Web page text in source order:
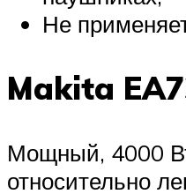
Не
Makita
Мощный, 4000
относительно